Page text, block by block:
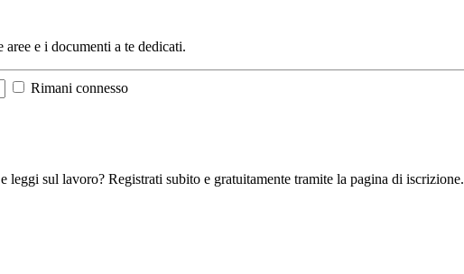
aree e i documenti a te dedicati.
Rimani connesso
sul lavoro? Registrati subito e gratuitamente tramite la pagina di iscrizione.